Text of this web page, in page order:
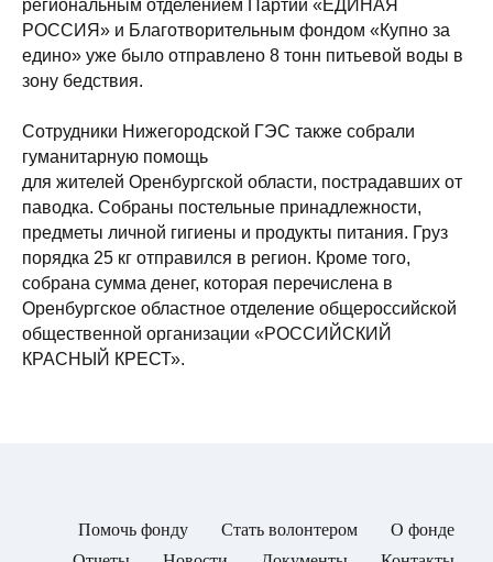
региональным отделением Партии «ЕДИНАЯ
РОССИЯ» и Благотворительным фондом «Купно за
едино» уже было отправлено 8 тонн питьевой воды в
зону бедствия.
Сотрудники Нижегородской ГЭС также собрали
гуманитарную помощь
для жителей Оренбургской области, пострадавших от
паводка. Собраны постельные принадлежности,
предметы личной гигиены и продукты питания. Груз
порядка 25 кг отправился в регион. Кроме того,
собрана сумма денег, которая перечислена в
Оренбургское областное отделение общероссийской
общественной организации «РОССИЙСКИЙ
КРАСНЫЙ КРЕСТ».
Помочь фонду Стать волонтером
О фонде